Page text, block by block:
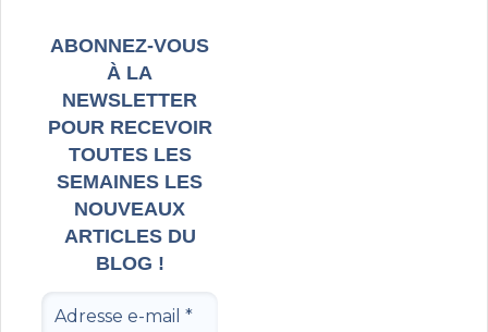
ABONNEZ-VOUS
À LA
NEWSLETTER
POUR RECEVOIR
TOUTES LES
SEMAINES LES
NOUVEAUX
ARTICLES DU
BLOG !